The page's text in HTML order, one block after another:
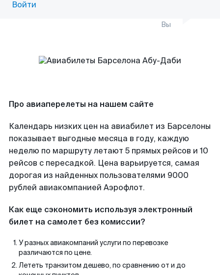
Войти
Вы
Про авиаперелеты на нашем сайте
Календарь низких цен на авиабилет из Барселоны
показывает выгодные месяца в году, каждую
неделю по маршруту летают 5 прямых рейсов и 10
рейсов с пересадкой. Цена варьируется, самая
дорогая из найденных пользователями 9000
рублей авиакомпанией Аэрофлот.
Как еще сэкономить используя электронный
билет на самолет без комиссии?
У разных авиакомпаний услуги по перевозке
различаются по цене.
Лететь транзитом дешево, по сравнению от и до